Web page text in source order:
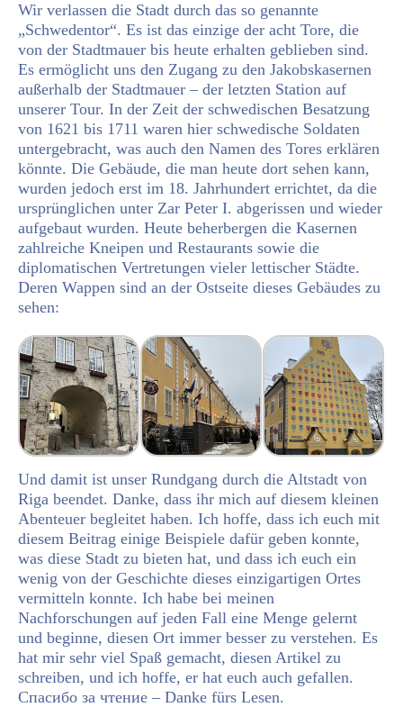
Wir verlassen die Stadt durch das so genannte
„Schwedentor“. Es ist das einzige der acht Tore, die
von der Stadtmauer bis heute erhalten geblieben sind.
Es ermöglicht uns den Zugang zu den Jakobskasernen
außerhalb der Stadtmauer – der letzten Station auf
unserer Tour. In der Zeit der schwedischen Besatzung
von 1621 bis 1711 waren hier schwedische Soldaten
untergebracht, was auch den Namen des Tores erklären
könnte. Die Gebäude, die man heute dort sehen kann,
wurden jedoch erst im 18. Jahrhundert errichtet, da die
ursprünglichen unter Zar Peter I. abgerissen und wieder
aufgebaut wurden. Heute beherbergen die Kasernen
zahlreiche Kneipen und Restaurants sowie die
diplomatischen Vertretungen vieler lettischer Städte.
Deren Wappen sind an der Ostseite dieses Gebäudes zu
sehen:
Und damit ist unser Rundgang durch die Altstadt von
Riga beendet. Danke, dass ihr mich auf diesem kleinen
Abenteuer begleitet haben. Ich hoffe, dass ich euch mit
diesem Beitrag einige Beispiele dafür geben konnte,
was diese Stadt zu bieten hat, und dass ich euch ein
wenig von der Geschichte dieses einzigartigen Ortes
vermitteln konnte. Ich habe bei meinen
Nachforschungen auf jeden Fall eine Menge gelernt
und beginne, diesen Ort immer besser zu verstehen. Es
hat mir sehr viel Spaß gemacht, diesen Artikel zu
schreiben, und ich hoffe, er hat euch auch gefallen.
Спасибо за чтение – Danke fürs Lesen.